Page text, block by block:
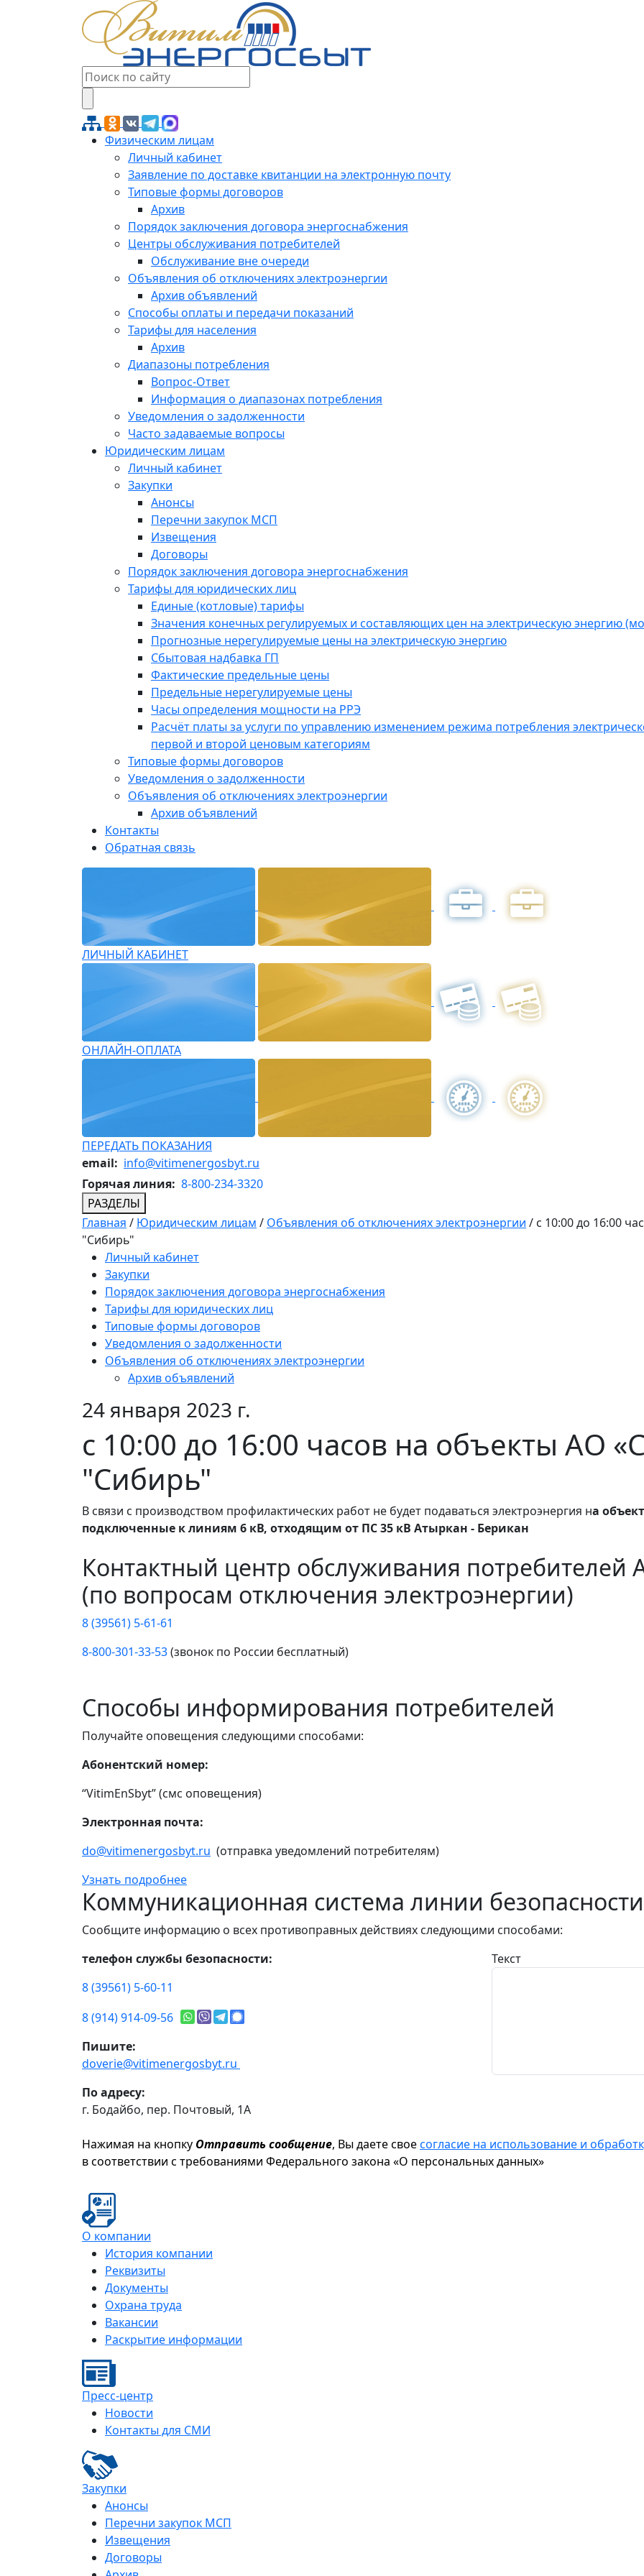
Физическим лицам
Личный кабинет
Заявление по доставке квитанции на электронную почту
Типовые формы договоров
Архив
Порядок заключения договора энергоснабжения
Центры обслуживания потребителей
Обслуживание вне очереди
Объявления об отключениях электроэнергии
Архив объявлений
Способы оплаты и передачи показаний
Тарифы для населения
Архив
Диапазоны потребления
Вопрос-Ответ
Информация о диапазонах потребления
Уведомления о задолженности
Часто задаваемые вопросы
Юридическим лицам
Личный кабинет
Закупки
Анонсы
Перечни закупок МСП
Извещения
Договоры
Порядок заключения договора энергоснабжения
Тарифы для юридических лиц
Единые (котловые) тарифы
Значения конечных регулируемых и составляющих цен на электрическую энергию
Прогнозные нерегулируемые цены на электрическую энергию
Сбытовая надбавка ГП
Фактические предельные цены
Предельные нерегулируемые цены
Часы определения мощности на РРЭ
Расчёт платы за услуги по управлению изменением режима потребления
первой и второй ценовым категориям
Типовые формы договоров
Уведомления о задолженности
Объявления об отключениях электроэнергии
Архив объявлений
Контакты
Обратная связь
ЛИЧНЫЙ КАБИНЕТ
ОНЛАЙН-ОПЛАТА
ПЕРЕДАТЬ ПОКАЗАНИЯ
email: info@vitimenergosbyt.ru
Горячая линия: 8-800-234-3320
РАЗДЕЛЫ
Главная / Юридическим лицам / Объявления об отключениях электроэнергии / с 10:00 до 16:00
"Сибирь"
Личный кабинет
Закупки
Порядок заключения договора энергоснабжения
Тарифы для юридических лиц
Типовые формы договоров
Уведомления о задолженности
Объявления об отключениях электроэнергии
Архив объявлений
24 января 2023 г.
с 10:00 до 16:00 часов на объекты АО
"Сибирь"
В связи с производством профилактических работ не будет подаваться электроэнергия на
подключенные к линиям 6 кВ, отходящим от ПС 35 кВ Атыркан - Берикан
Контактный центр обслуживания потребителей
(по вопросам отключения электроэнергии)
8 (39561) 5-61-61
8-800-301-33-53(звонок по России бесплатный)
Способы информирования потребителей
Получайте оповещения следующими способами:
Абонентский номер:
“VitimEnSbyt” (смс оповещения)
Электронная почта:
do@vitimenergosbyt.ru (отправка уведомлений потребителям)
Узнать подробнее
Коммуникационная система линии безопасности
Сообщите информацию о всех противоправных действиях следующими способами:
телефон службы безопасности:
8 (39561) 5-60-11
8 (914) 914-09-56
Пишите:
doverie@vitimenergosbyt.ru
По адресу:
г. Бодайбо, пер. Почтовый, 1А
Текст
Нажимая на кнопку Отправить сообщение, Вы даете своесогласие на использование и
в соответствии с требованиями Федерального закона «О персональных данных»
О компании
История компании
Реквизиты
Документы
Охрана труда
Вакансии
Раскрытие информации
Пресс-центр
Новости
Контакты для СМИ
Закупки
Анонсы
Перечни закупок МСП
Извещения
Договоры